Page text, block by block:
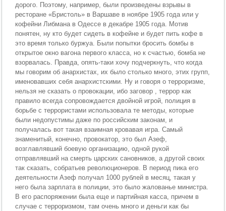
дорого. Поэтому, например, были произведены взрывы в
ресторане «Бристоль» в Варшаве в ноябре 1905 года или у
кофейни Либмана в Одессе в декабре 1905 года. Мотив
понятен, ну кто будет сидеть в кофейне и будет пить кофе в
это время только буржуа. Были попытки бросить бомбы в
открытое окно вагона первого класса, но к счастью, бомба не
взорвалась. Правда, опять-таки хочу подчеркнуть, что когда
мы говорим об анархистах, их было столько много, этих групп,
именовавших себя анархистскими. Ну и говоря о терроризме,
нельзя не сказать о провокации, ибо заговор , террор как
правило всегда сопровождается двойной игрой, полиция в
борьбе с террористами использовала те методы, которые
были недопустимы даже по российским законам, и
получалась вот такая взаимная кровавая игра. Самый
знаменитый, конечно, провокатор, это был Азеф,
возглавлявший боевую организацию, одной рукой
отправлявший на смерть царских сановников, а другой своих
так сказать, собратьев революционеров. В период пика его
деятельности Азеф получал 1000 рублей в месяц, такая у
него была зарплата в полиции, это было жалованье министра.
В его распоряжении была еще и партийная касса, причем в
случае с терроризмом, там очень много и деньги как бы